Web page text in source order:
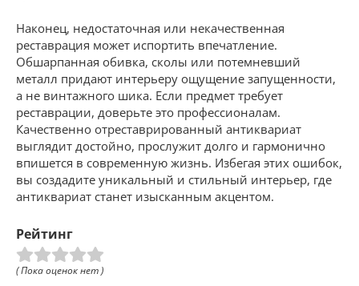
Наконец, недостаточная или некачественная
реставрация может испортить впечатление.
Обшарпанная обивка, сколы или потемневший
металл придают интерьеру ощущение запущенности,
а не винтажного шика. Если предмет требует
реставрации, доверьте это профессионалам.
Качественно отреставрированный антиквариат
выглядит достойно, прослужит долго и гармонично
впишется в современную жизнь. Избегая этих ошибок,
вы создадите уникальный и стильный интерьер, где
антиквариат станет изысканным акцентом.
Рейтинг
( Пока оценок нет )